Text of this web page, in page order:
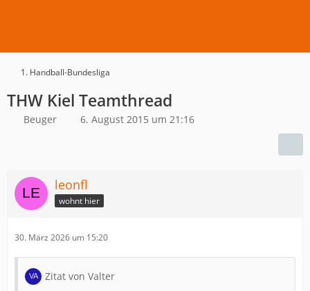
1. Handball-Bundesliga
THW Kiel Teamthread
Beuger 6. August 2015 um 21:16
leonfl
wohnt hier
30. März 2026 um 15:20
Zitat von Valter